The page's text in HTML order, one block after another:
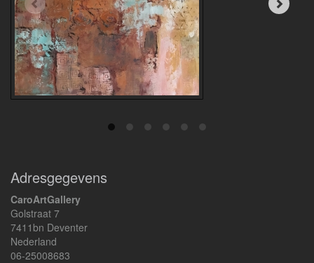
Adresgegevens
CaroArtGallery
Golstraat 7
7411bn Deventer
Nederland
06-25008683